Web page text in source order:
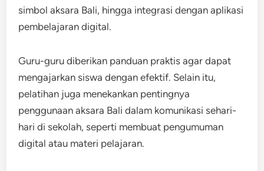
simbol aksara Bali, hingga integrasi dengan aplikasi
pembelajaran digital.
Guru-guru diberikan panduan praktis agar dapat
mengajarkan siswa dengan efektif. Selain itu,
pelatihan juga menekankan pentingnya
penggunaan aksara Bali dalam komunikasi sehari-
hari di sekolah, seperti membuat pengumuman
digital atau materi pelajaran.